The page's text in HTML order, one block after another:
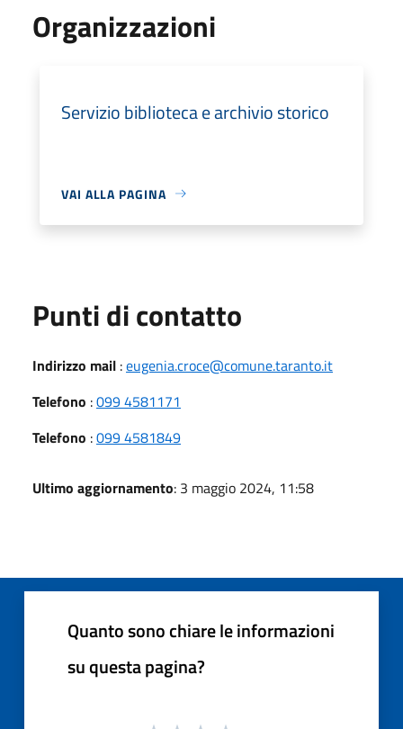
Organizzazioni
Servizio biblioteca e archivio storico
VAI ALLA PAGINA
Punti di contatto
Indirizzo mail :eugenia.croce@comune.taranto.it
Telefono :099 4581171
Telefono :099 4581849
Ultimo aggiornamento: 3 maggio 2024, 11:58
Quanto sono chiare le informazioni
su questa pagina?